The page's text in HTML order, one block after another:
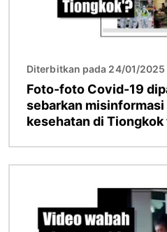
Diterbitkan pada 24/01/
Foto-foto Covid-19
sebarkan
kesehatan di